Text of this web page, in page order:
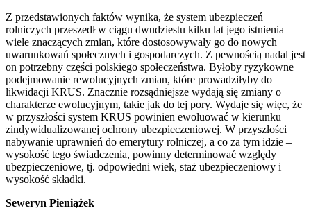
Z przedstawionych faktów wynika, że system ubezpieczeń
rolniczych przeszedł w ciągu dwudziestu kilku lat jego istnienia
wiele znaczących zmian, które dostosowywały go do nowych
uwarunkowań społecznych i gospodarczych. Z pewnością nadal jest
on potrzebny części polskiego społeczeństwa. Byłoby ryzykowne
podejmowanie rewolucyjnych zmian, które prowadziłyby do
likwidacji KRUS. Znacznie rozsądniejsze wydają się zmiany o
charakterze ewolucyjnym, takie jak do tej pory. Wydaje się więc, że
w przyszłości system KRUS powinien ewoluować w kierunku
zindywidualizowanej ochrony ubezpieczeniowej. W przyszłości
nabywanie uprawnień do emerytury rolniczej, a co za tym idzie –
wysokość tego świadczenia, powinny determinować względy
ubezpieczeniowe, tj. odpowiedni wiek, staż ubezpieczeniowy i
wysokość składki.
Seweryn Pieniążek